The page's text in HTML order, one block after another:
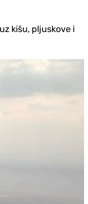
kišu, pljuskove i